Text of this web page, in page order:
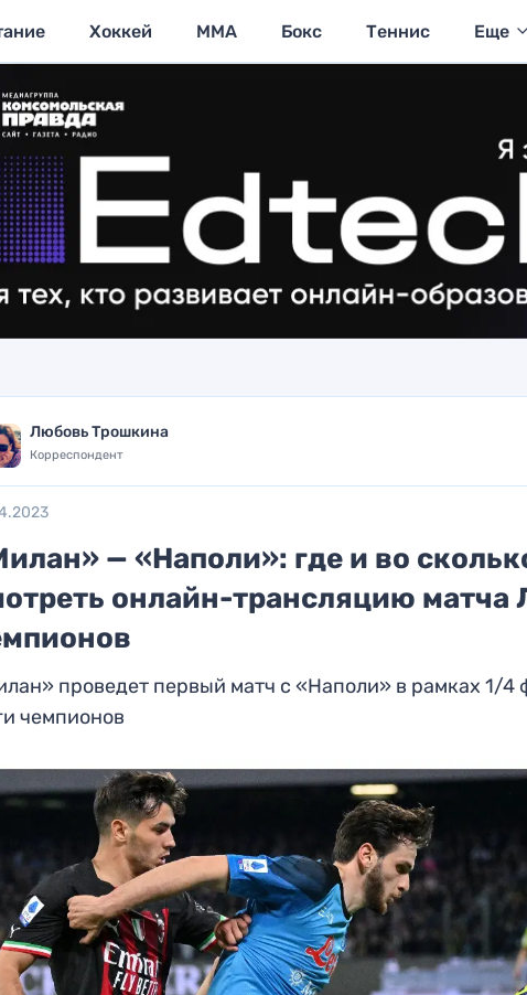
Хоккей MMA Бокс Теннис Еще
Любовь Трошкина
Корреспондент
— «Наполи»: где и во
онлайн-трансляцию матча
проведет первый матч с «Наполи» в рамках 1/4
чемпионов